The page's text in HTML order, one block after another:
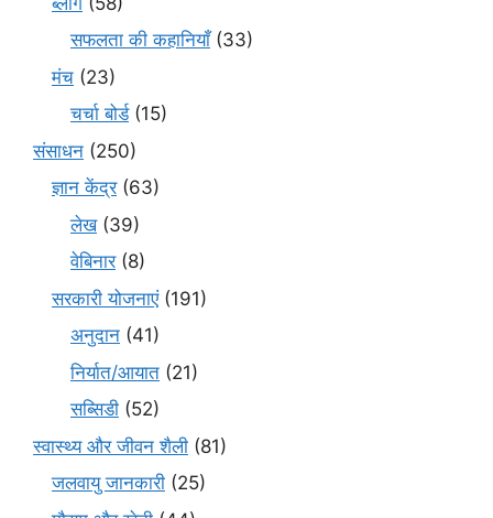
सफलता की कहानियाँ(33)
मंच (23)
चर्चा बोर्ड(15)
संसाधन (250)
ज्ञान केंद्र(63)
लेख(39)
वेबिनार(8)
सरकारी योजनाएं(191)
अनुदान (41)
निर्यात/आयात (21)
सब्सिडी (52)
स्वास्थ्य और जीवन शैली (81)
जलवायु जानकारी (25)